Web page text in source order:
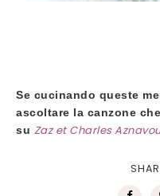
Se cucinando queste
ascoltare la canzone
su Zaz et Charles